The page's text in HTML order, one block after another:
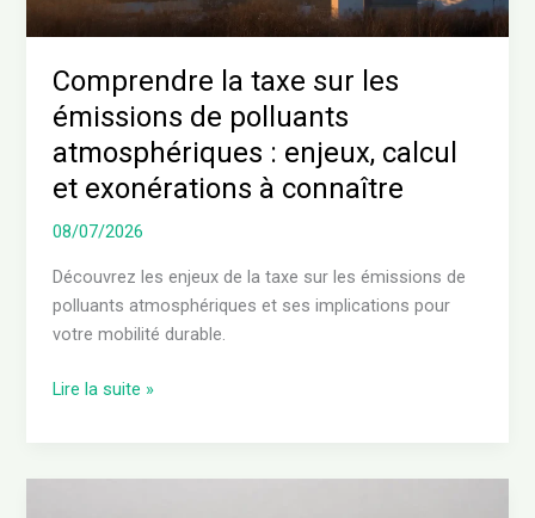
Comprendre la taxe sur les
émissions de polluants
atmosphériques : enjeux, calcul
et exonérations à connaître
08/07/2026
Découvrez les enjeux de la taxe sur les émissions de
polluants atmosphériques et ses implications pour
votre mobilité durable.
enjeux,
calcul
et
exonérations
à
connaître
Lire la suite »